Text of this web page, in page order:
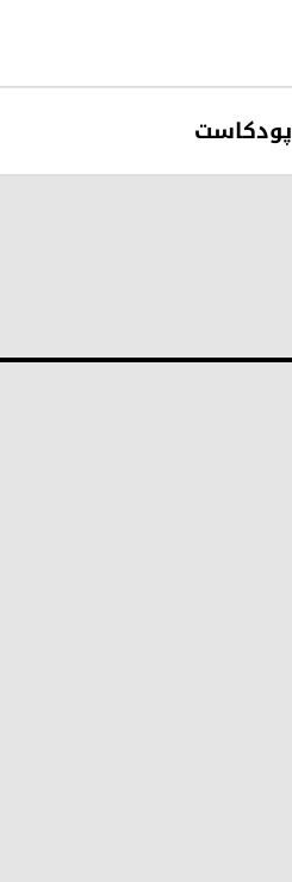
پودکاست